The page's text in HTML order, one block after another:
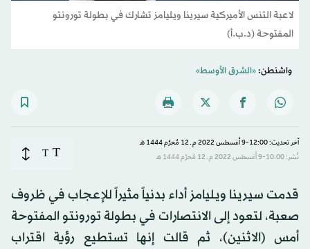
لاعبة التنس الأميركية سيرينا ويليامز تشارك في بطولة تورونتو
المفتوحة (د.ب.أ)
واشنطن:«الشرق الأوسط»
آخر تحديث: 12:00-9 أغسطس 2022 م ـ 12 مُحرَّم 1444 هـ
نُشر: 10:00-9 أغسطس 2022 م ـ 12 مُحرَّم 1444 هـ
T
T
قدمت سيرينا ويليامز أداء بدنياً مثيراً للإعجاب في ظروف
صعبة، لتعود إلى الانتصارات في بطولة تورونتو المفتوحة
أمس (الاثنين)، ثم قالت إنها تستطيع رؤية اقتراب